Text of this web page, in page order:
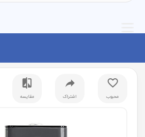
محبوب اشتراک مقایسه